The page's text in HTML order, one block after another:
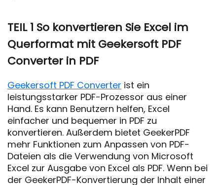
TEIL 1 So konvertieren Sie Excel im
Querformat mit Geekersoft PDF
Converter in PDF
Geekersoft PDF Converter ist ein
leistungsstarker PDF-Prozessor aus einer
Hand. Es kann Benutzern helfen, Excel
einfacher und bequemer in PDF zu
konvertieren. Außerdem bietet GeekerPDF
mehr Funktionen zum Anpassen von PDF-
Dateien als die Verwendung von Microsoft
Excel zur Ausgabe von Excel als PDF. Wenn bei
der GeekerPDF-Konvertierung der Inhalt einer